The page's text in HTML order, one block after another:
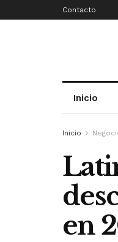
Contacto
Inicio
Inicio
en